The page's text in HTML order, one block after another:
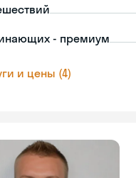
- премиум
и цены (4)